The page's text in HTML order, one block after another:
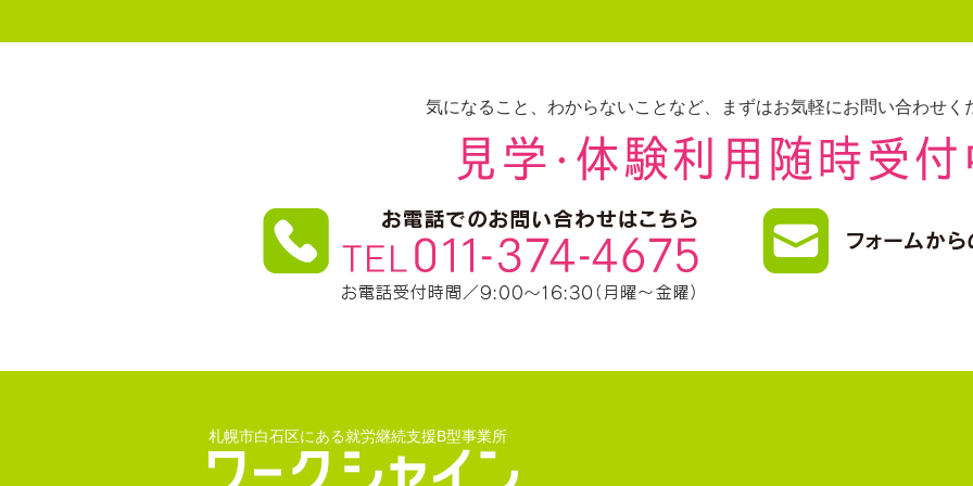
気になること、わからないことなど、まずはお気軽にお問い合わせく
札幌市白石区にある就労継続支援B型事業所